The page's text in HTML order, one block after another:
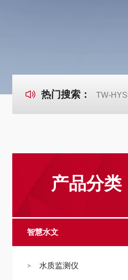
热门搜索： TW-
产品分类
智慧水文
水质监测仪